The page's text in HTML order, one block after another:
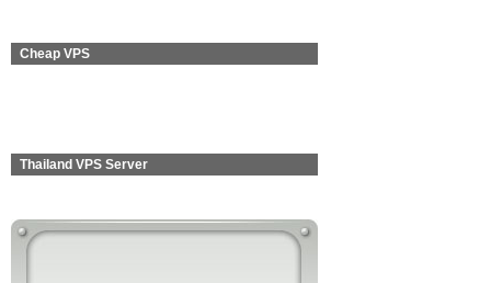
Cheap VPS
Thailand VPS Server